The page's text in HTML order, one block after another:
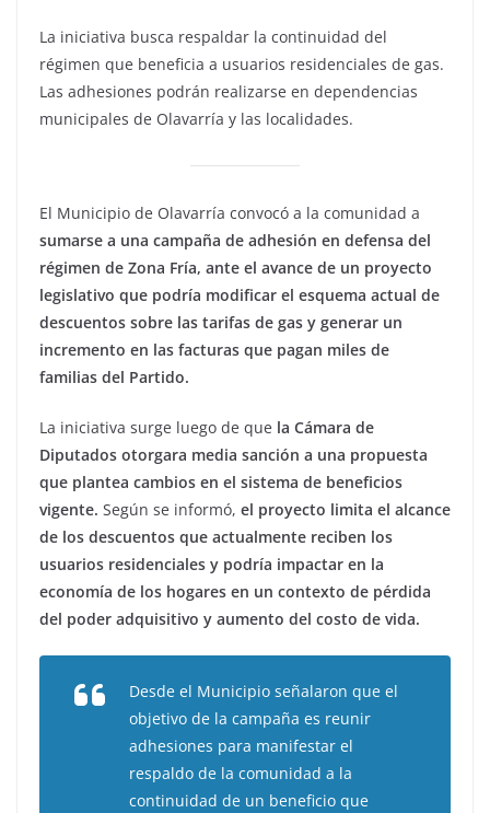
La iniciativa busca respaldar la continuidad del
régimen que beneficia a usuarios residenciales de gas.
Las adhesiones podrán realizarse en dependencias
municipales de Olavarría y las localidades.
El Municipio de Olavarría convocó a la comunidad a
sumarse a una campaña de adhesión en defensa del
régimen de Zona Fría, ante el avance de un proyecto
legislativo que podría modificar el esquema actual de
descuentos sobre las tarifas de gas y generar un
incremento en las facturas que pagan miles de
familias del Partido.
La iniciativa surge luego de que la Cámara de
Diputados otorgara media sanción a una propuesta
que plantea cambios en el sistema de beneficios
vigente. Según se informó, el proyecto limita el alcance
de los descuentos que actualmente reciben los
usuarios residenciales y podría impactar en la
economía de los hogares en un contexto de pérdida
del poder adquisitivo y aumento del costo de vida.
Desde el Municipio señalaron que el
objetivo de la campaña es reunir
adhesiones para manifestar el
respaldo de la comunidad a la
continuidad de un beneficio que